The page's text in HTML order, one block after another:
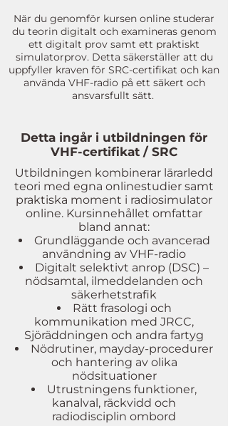
När du genomför kursen online studerar
du teorin digitalt och examineras genom
ett digitalt prov samt ett praktiskt
simulatorprov. Detta säkerställer att du
uppfyller kraven för SRC-certifikat och kan
använda VHF-radio på ett säkert och
ansvarsfullt sätt.
Detta ingår i utbildningen för
VHF-certifikat / SRC
Utbildningen kombinerar lärarledd
teori med egna onlinestudier samt
praktiska moment i radiosimulator
online. Kursinnehållet omfattar
bland annat:
Grundläggande och avancerad
användning av VHF-radio
Digitalt selektivt anrop (DSC) –
nödsamtal, ilmeddelanden och
säkerhetstrafik
Rätt frasologi och
kommunikation med JRCC,
Sjöräddningen och andra fartyg
Nödrutiner, mayday-procedurer
och hantering av olika
nödsituationer
Utrustningens funktioner,
kanalval, räckvidd och
radiodisciplin ombord